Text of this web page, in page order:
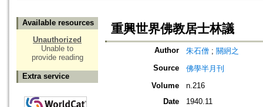
Available resources
Unauthorized
Unable to
provide reading
Extra service
重興世界佛教居士林議
Author 朱石僧 ; 關絅之
Source
佛學半月刊
Volume
n.216
Date
1940.11